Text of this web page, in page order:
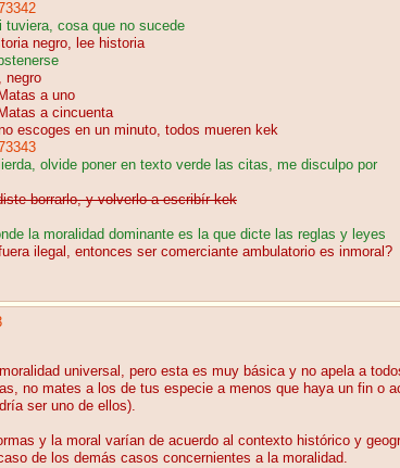
tuviera, cosa que no sucede
negro, lee historia
negro
a uno
a cincuenta
escoges en un minuto, todos mueren kek
olvide poner en texto verde las citas, me disculpo por
borrarlo, y volverlo a escribír kek
la moralidad dominante es la que dicte las reglas y leyes
ilegal, entonces ser comerciante ambulatorio es inmoral?
universal, pero esta es muy básica y no apela a
no mates a los de tus especie a menos que haya un fin o
ser uno de ellos).
y la moral varían de acuerdo al contexto histórico y
de los demás casos concernientes a la moralidad.